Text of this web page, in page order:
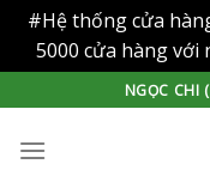
#Hệ thống cửa
5000 cửa hàng với
to
content
NGỌC CHI